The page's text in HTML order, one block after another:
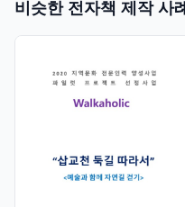
비슷한 전자책 제작 사례